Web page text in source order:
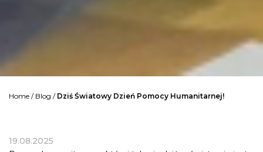
Home / Blog / Dziś Światowy Dzień Pomocy Humanitarnej!
19.08.2025